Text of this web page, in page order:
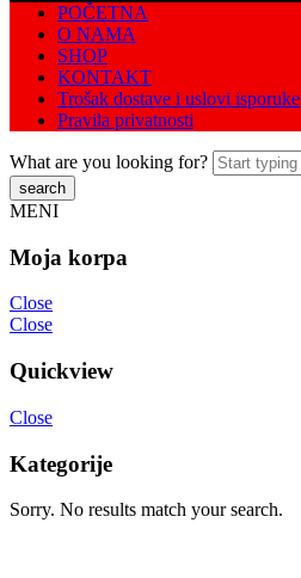
POČETNA
O NAMA
SHOP
KONTAKT
Trošak dostave i uslovi isporuke
Pravila privatnosti
What are you looking for?
MENI
Moja korpa
Close
Close
Quickview
Close
Kategorije
Sorry. No results match your search.